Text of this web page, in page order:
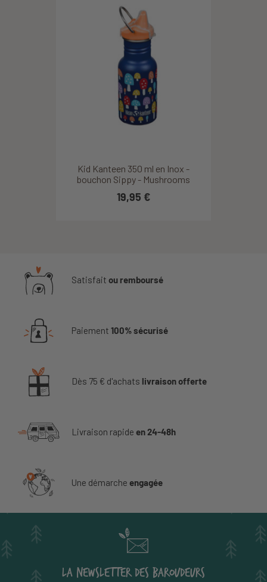
Kid Kanteen 350 ml en Inox -
bouchon Sippy - Mushrooms
19,95 €
Satisfait ou remboursé
Paiement 100% sécurisé
Dès 75 € d'achats livraison offerte
Livraison rapide en 24-48h
Une démarche engagée
LA NEWSLETTER DES BAROUDEURS